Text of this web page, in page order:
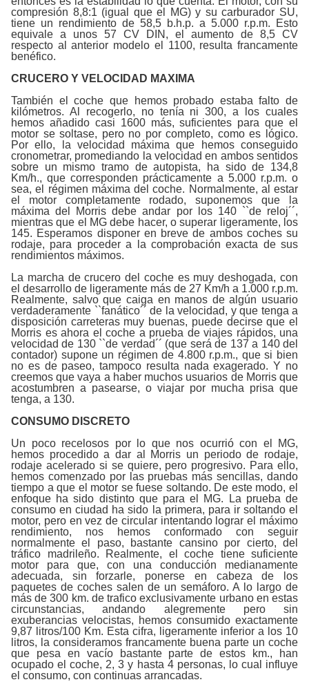
compresión 8,8:1 (igual que el MG) y su carburador SU,
tiene un rendimiento de 58,5 b.h.p. a 5.000 r.p.m. Esto
equivale a unos 57 CV DIN, el aumento de 8,5 CV
respecto al anterior modelo el 1100, resulta francamente
benéfico.
CRUCERO Y VELOCIDAD MAXIMA
También el coche que hemos probado estaba falto de
kilómetros. Al recogerlo, no tenía ni 300, a los cuales
hemos añadido casi 1600 más, suficientes para que el
motor se soltase, pero no por completo, como es lógico.
Por ello, la velocidad máxima que hemos conseguido
cronometrar, promediando la velocidad en ambos sentidos
sobre un mismo tramo de autopista, ha sido de 134,8
Km/h., que corresponden prácticamente a 5.000 r.p.m. o
sea, el régimen máxima del coche. Normalmente, al estar
el motor completamente rodado, suponemos que la
máxima del Morris debe andar por los 140 ``de reloj´´,
mientras que el MG debe hacer, o superar ligeramente, los
145. Esperamos disponer en breve de ambos coches su
rodaje, para proceder a la comprobación exacta de sus
rendimientos máximos.
La marcha de crucero del coche es muy deshogada, con
el desarrollo de ligeramente más de 27 Km/h a 1.000 r.p.m.
Realmente, salvo que caiga en manos de algún usuario
verdaderamente ``fanático´´ de la velocidad, y que tenga a
disposición carreteras muy buenas, puede decirse que el
Morris es ahora el coche a prueba de viajes rápidos, una
velocidad de 130 ``de verdad´´ (que será de 137 a 140 del
contador) supone un régimen de 4.800 r.p.m., que si bien
no es de paseo, tampoco resulta nada exagerado. Y no
creemos que vaya a haber muchos usuarios de Morris que
acostumbren a pasearse, o viajar por mucha prisa que
tenga, a 130.
CONSUMO DISCRETO
Un poco recelosos por lo que nos ocurrió con el MG,
hemos procedido a dar al Morris un periodo de rodaje,
rodaje acelerado si se quiere, pero progresivo. Para ello,
hemos comenzado por las pruebas más sencillas, dando
tiempo a que el motor se fuese soltando. De este modo, el
enfoque ha sido distinto que para el MG. La prueba de
consumo en ciudad ha sido la primera, para ir soltando el
motor, pero en vez de circular intentando lograr el máximo
rendimiento, nos hemos conformado con seguir
normalmente el paso, bastante cansino por cierto, del
tráfico madrileño. Realmente, el coche tiene suficiente
motor para que, con una conducción medianamente
adecuada, sin forzarle, ponerse en cabeza de los
paquetes de coches salen de un semáforo. A lo largo de
más de 300 km. de trafico exclusivamente urbano en estas
circunstancias, andando alegremente pero sin
exuberancias velocistas, hemos consumido exactamente
9,87 litros/100 Km. Esta cifra, ligeramente inferior a los 10
litros, la consideramos francamente buena parte un coche
que pesa en vacío bastante parte de estos km., han
ocupado el coche, 2, 3 y hasta 4 personas, lo cual influye
el consumo, con continuas arrancadas.